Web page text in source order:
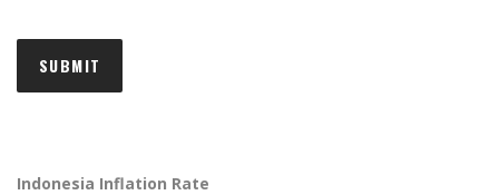
Indonesia Inflation Rate